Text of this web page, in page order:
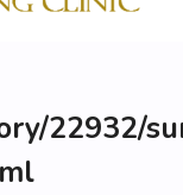
22932/